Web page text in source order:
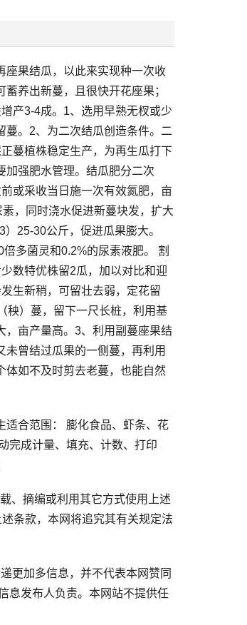
果结瓜，以此来实现种一次收
养出新蔓，且很快开花座果；
产3-4成。1、选用早熟无杈或少
蔓。2、为二次结瓜创造条件。二
蔓植株稳定生产，为再生瓜打下
加强肥水管理。结瓜肥分二次
或采收当日施一次有效氮肥，亩
，同时浇水促进新蔓块发，扩大
25-30公斤，促进瓜果膨大。
多菌灵和0.2%的尿素液肥。 割
数特优株留2瓜，加以对比和迎
生新稍，可留壮去弱，定花留
秧）蔓，留下一尺长桩，利用基
，亩产量高。3、利用副蔓座果结
曾结过瓜果的一侧蔓，再利用
体如不及时剪去老蔓，也能自然
合范围： 膨化食品、虾条、花
完成计量、填充、计数、打印
、摘编或利用其它方式使用上述
条款，本网将追究其有关规定法
更加多信息，并不代表本网赞同
息发布人负责。本网站不提供任